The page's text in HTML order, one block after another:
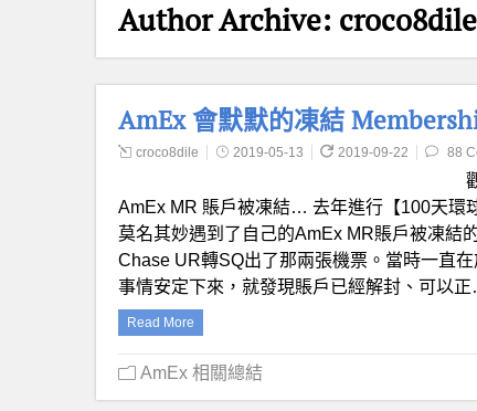
Author Archive: croco8dile
AmEx 會默默的凍結
croco8dile 2019-05-13 2019-09-22 88
AmEx MR 賬戶被凍結… 去年進行【100天環
莫名其妙遇到了自己的AmEx MR賬戶被凍結
Chase UR轉SQ出了那兩張機票。當時一直
事情安定下來，就發現賬戶已經解封、可以
Read More
AmEx 相關總結